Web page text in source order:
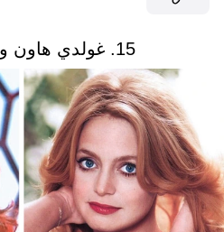
15. غولدي هاون وهيذر غراهام